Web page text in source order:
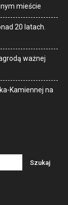
mieście
20 latach.
ważnej
Kamiennej na